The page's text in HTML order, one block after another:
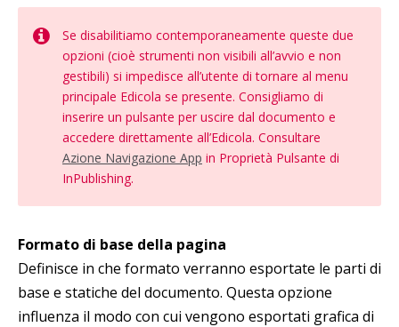
Se disabilitiamo contemporaneamente queste due
opzioni (cioè strumenti non visibili all’avvio e non
gestibili) si impedisce all’utente di tornare al menu
principale Edicola se presente. Consigliamo di
inserire un pulsante per uscire dal documento e
accedere direttamente all’Edicola. Consultare
Azione Navigazione App in Proprietà Pulsante di
InPublishing.
Formato di base della pagina
Definisce in che formato verranno esportate le parti di
base e statiche del documento. Questa opzione
influenza il modo con cui vengono esportati grafica di